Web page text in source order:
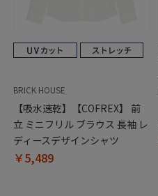
BRICK HOUSE
【吸水速乾】【COFREX】 前
立 ミニフリル ブラウス 長袖 レ
ディースデザインシャツ
￥5,489